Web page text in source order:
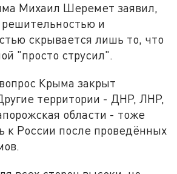
Михаил Шеремет заявил,
и
скрывается лишь то, что
"просто струсил".
Крыма закрыт
территории - ДНР, ЛНР,
области - тоже
к России после проведённых